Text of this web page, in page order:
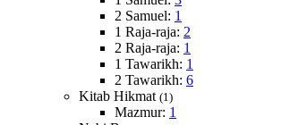
2 Samuel: 1
1 Raja-raja: 2
2 Raja-raja: 1
1 Tawarikh: 1
2 Tawarikh: 6
Kitab Hikmat (1)
Mazmur: 1